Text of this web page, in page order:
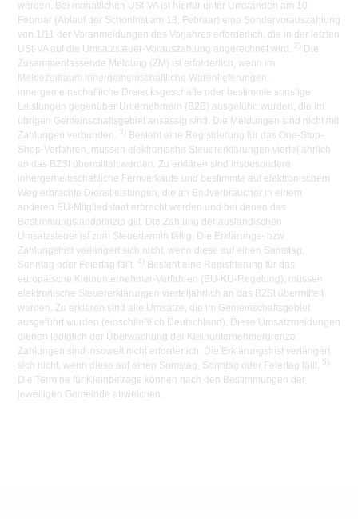
werden. Bei monatlichen USt-VA ist hierfür unter Umständen am 10.
Februar (Ablauf der Schonfrist am 13. Februar) eine Sondervorauszahlung
von 1/11 der Voranmeldungen des Vorjahres erforderlich, die in der letzten
USt-VA auf die Umsatzsteuer-Vorauszahlung angerechnet wird. 2) Die
Zusammenfassende Meldung (ZM) ist erforderlich, wenn im
Meldezeitraum innergemeinschaftliche Warenlieferungen,
innergemeinschaftliche Dreiecksgeschäfte oder bestimmte sonstige
Leistungen gegenüber Unternehmern (B2B) ausgeführt wurden, die im
übrigen Gemeinschaftsgebiet ansässig sind. Die Meldungen sind nicht mit
Zahlungen verbunden. 3) Besteht eine Registrierung für das One-Stop-
Shop-Verfahren, müssen elektronische Steuererklärungen vierteljährlich
an das BZSt übermittelt werden. Zu erklären sind insbesondere
innergemeinschaftliche Fernverkäufe und bestimmte auf elektronischem
Weg erbrachte Dienstleistungen, die an Endverbraucher in einem
anderen EU-Mitgliedstaat erbracht werden und bei denen das
Bestimmungslandprinzip gilt. Die Zahlung der ausländischen
Umsatzsteuer ist zum Steuertermin fällig. Die Erklärungs- bzw.
Zahlungsfrist verlängert sich nicht, wenn diese auf einen Samstag,
Sonntag oder Feiertag fällt. 4) Besteht eine Registrierung für das
europäische Kleinunternehmer-Verfahren (EU-KU-Regelung), müssen
elektronische Steuererklärungen vierteljährlich an das BZSt übermittelt
werden. Zu erklären sind alle Umsätze, die im Gemeinschaftsgebiet
ausgeführt wurden (einschließlich Deutschland). Diese Umsatzmeldungen
dienen lediglich der Überwachung der Kleinunternehmergrenze.
Zahlungen sind insoweit nicht erforderlich. Die Erklärungsfrist verlängert
sich nicht, wenn diese auf einen Samstag, Sonntag oder Feiertag fällt. 5)
Die Termine für Kleinbeträge können nach den Bestimmungen der
jeweiligen Gemeinde abweichen.